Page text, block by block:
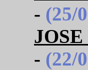
- (25/
- (22/